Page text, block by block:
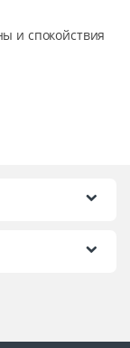
и спокойствия